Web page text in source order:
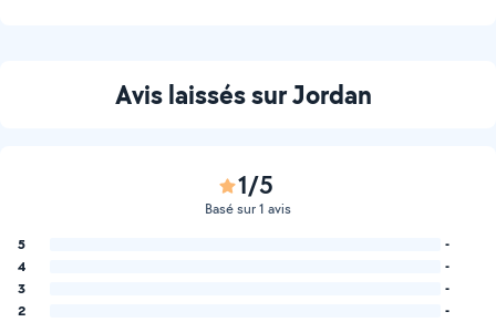
Avis laissés sur Jordan
1/5
Basé sur 1 avis
5
-
4
-
3
-
2
-